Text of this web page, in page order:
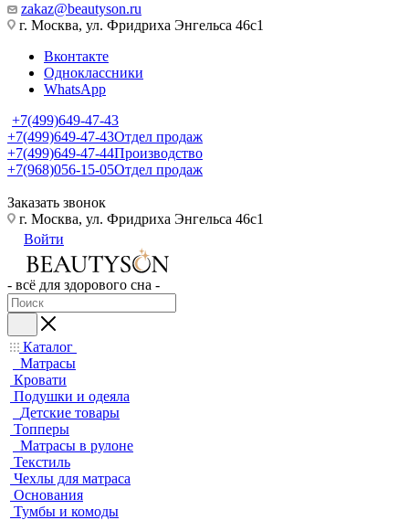
zakaz@beautyson.ru
г. Москва, ул. Фридриха Энгельса 46с1
Вконтакте
Одноклассники
WhatsApp
+7(499)649-47-43
+7(499)649-47-43Отдел продаж
+7(499)649-47-44Производство
+7(968)056-15-05Отдел продаж
Заказать звонок
г. Москва, ул. Фридриха Энгельса 46с1
Войти
- всё для здорового сна -
Каталог
Матрасы
Кровати
Подушки и одеяла
Детские товары
Топперы
Матрасы в рулоне
Текстиль
Чехлы для матраса
Основания
Тумбы и комоды